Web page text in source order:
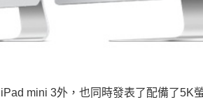
iPad mini 3外，也同時發表了配備了5K